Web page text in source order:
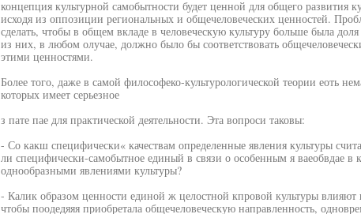
концепция культурной самобытности будет ценной для общего развития
исходя из оппозиции региональных и общечеловеческих ценностей.
сделать, чтобы в общем вкладе в человеческую культуру больше была
из них, в любом олучае, должно было бы соответствовать
этими ценностями.
Более того, даже в самой философеко-культурологической теории еоть
которых имеет серьезное
з пате пае для практической деятельности. Эта вопроси таковы:
- Со какш специфически« качествам определенные явления культуры
ли специфически-самобытное единый в связи о особенным я ваеобвдае в
однообразными явлениями культуры?
- Калик образом ценности единой ж целостной кпровой культуры влияют
чтобы поодедяяя приобретала общечеловеческую направленность,